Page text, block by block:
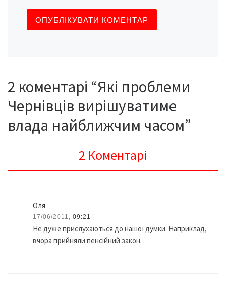
2 коментарі “Які проблеми
Чернівців вирішуватиме
влада найближчим часом”
2 Коментарі
Оля
17/06/2011, 09:21
Не дуже прислухаються до нашої думки. Наприклад,
вчора прийняли пенсійний закон.